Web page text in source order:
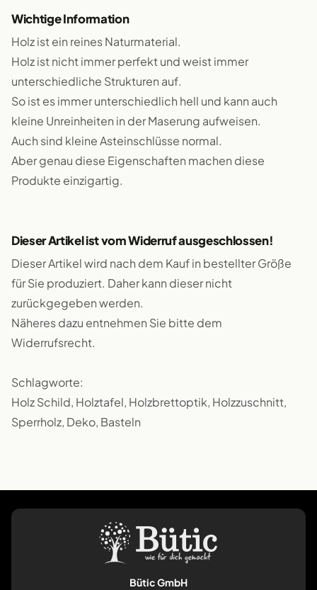
Wichtige Information
Holz ist ein reines Naturmaterial.
Holz ist nicht immer perfekt und weist immer
unterschiedliche Strukturen auf.
So ist es immer unterschiedlich hell und kann auch
kleine Unreinheiten in der Maserung aufweisen.
Auch sind kleine Asteinschlüsse normal.
Aber genau diese Eigenschaften machen diese
Produkte einzigartig.
Dieser Artikel ist vom Widerruf ausgeschlossen!
Dieser Artikel wird nach dem Kauf in bestellter Größe
für Sie produziert. Daher kann dieser nicht
zurückgegeben werden.
Näheres dazu entnehmen Sie bitte dem
Widerrufsrecht.
Schlagworte:
Holz Schild, Holztafel, Holzbrettoptik, Holzzuschnitt,
Sperrholz, Deko, Basteln
Bütic GmbH